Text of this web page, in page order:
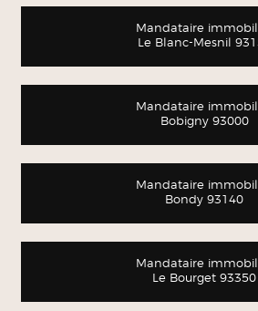
Mandataire
Le Blanc-Mesnil
Mandataire
Bobigny 93000
Mandataire
Bondy 93140
Mandataire
Le Bourget 93350